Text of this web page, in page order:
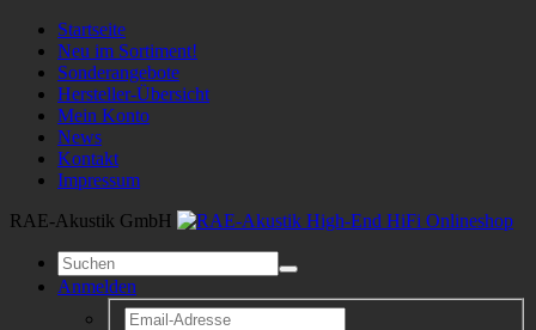
Startseite
Neu im Sortiment!
Sonderangebote
Hersteller-Übersicht
Mein Konto
News
Kontakt
Impressum
RAE-Akustik GmbH
Anmelden